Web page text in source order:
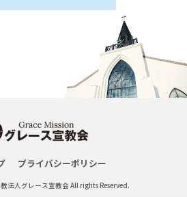
プライバシーポリシー
法人グレース宣教会 All rights Reserved.